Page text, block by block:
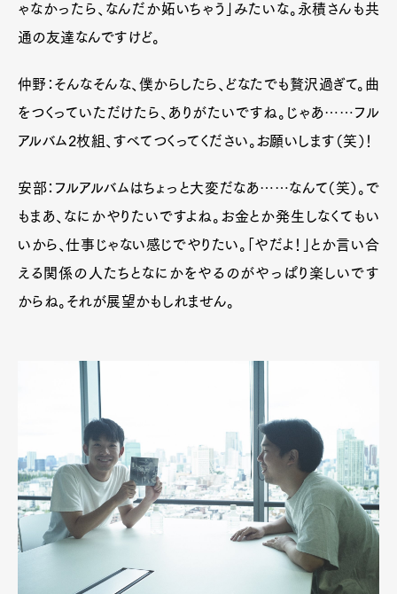
ゃなかったら、なんだか妬いちゃう」みたいな。永積さんも共
通の友達なんですけど。
仲野：そんなそんな、僕からしたら、どなたでも贅沢過ぎて。曲
をつくっていただけたら、ありがたいですね。じゃあ……フル
アルバム2枚組、すべてつくってください。お願いします（笑）！
安部：フルアルバムはちょっと大変だなあ……なんて（笑）。で
もまあ、なにかやりたいですよね。お金とか発生しなくてもい
いから、仕事じゃない感じでやりたい。「やだよ！」とか言い合
える関係の人たちとなにかをやるのがやっぱり楽しいです
からね。それが展望かもしれません。